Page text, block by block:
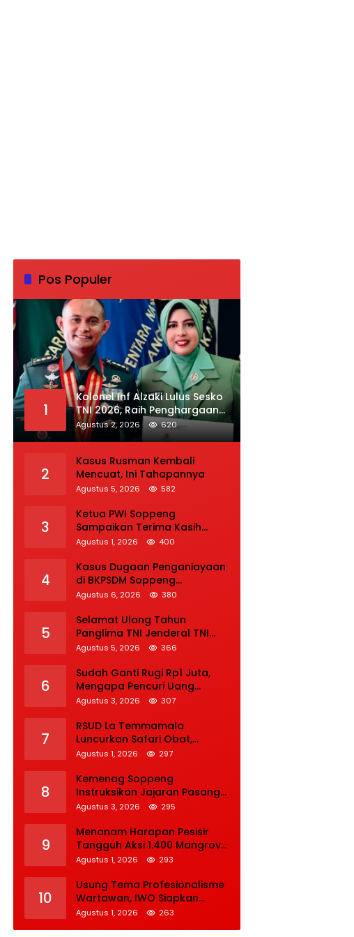
Pos Populer
1
Kolonel Inf Alzaki Lulus Sesko
TNI 2026, Raih Penghargaan
Tulisan Ilmiah dan Jasmani
Terbaik
Agustus 2, 2026 620
2
Kasus Rusman Kembali
Mencuat, Ini Tahapannya
Agustus 5, 2026 582
3
Ketua PWI Soppeng
Sampaikan Terima Kasih
kepada Seluruh Pihak atas
Korban Kecelakaan
Agustus 1, 2026 400
4
Kasus Dugaan Penganiayaan
di BKPSDM Soppeng
Direkonstruksi, Rusman
Terus Berjalan
Agustus 6, 2026 380
5
Selamat Ulang Tahun
Panglima TNI Jenderal TNI
Agus Subiyanto
Agustus 5, 2026 366
6
Sudah Ganti Rugi Rp1 Juta,
Mengapa Pencuri Uang
Rp5.000 Tetap Dipenjara? Ini
Agustus 3, 2026 307
7
RSUD La Temmamala
Luncurkan Safari Obat,
Permudah Pasien Pantau
Real Time
Agustus 1, 2026 297
8
Kemenag Soppeng
Instruksikan Jajaran Pasang
Bendera Merah Putih Sambut
Agustus 3, 2026 295
9
Menanam Harapan Pesisir
Tangguh Aksi 1.400 Mangrove
Sambut HUT ke-14 IWO
Agustus 1, 2026 293
10
Usung Tema Profesionalisme
Wartawan, IWO Siapkan
Rangkaian Kegiatan HUT ke-
Agustus 1, 2026 263